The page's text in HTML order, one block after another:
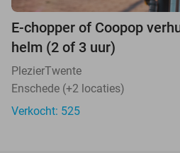
E-chopper of Coopop
helm (2 of 3 uur)
PlezierTwente
Enschede (+2 locaties)
Verkocht: 525